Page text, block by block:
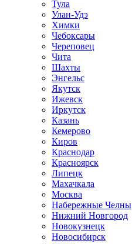
Тула
Улан-Удэ
Химки
Чебоксары
Череповец
Чита
Шахты
Энгельс
Якутск
Ижевск
Иркутск
Казань
Кемерово
Киров
Краснодар
Красноярск
Липецк
Махачкала
Москва
Набережные Челны
Нижний Новгород
Новокузнецк
Новосибирск